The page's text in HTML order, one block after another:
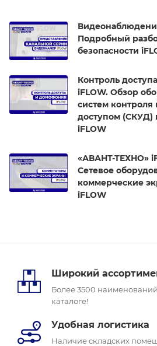
Подробный
безопасности
Контроль
iFLOW. Обзор
систем
доступом
iFLOW
«АВАНТ-ТЕХНО»
Сетевое
коммерческие
iFLOW
Широкий
Более 3500
каталоге!
Удобная логистика
Наличие складских